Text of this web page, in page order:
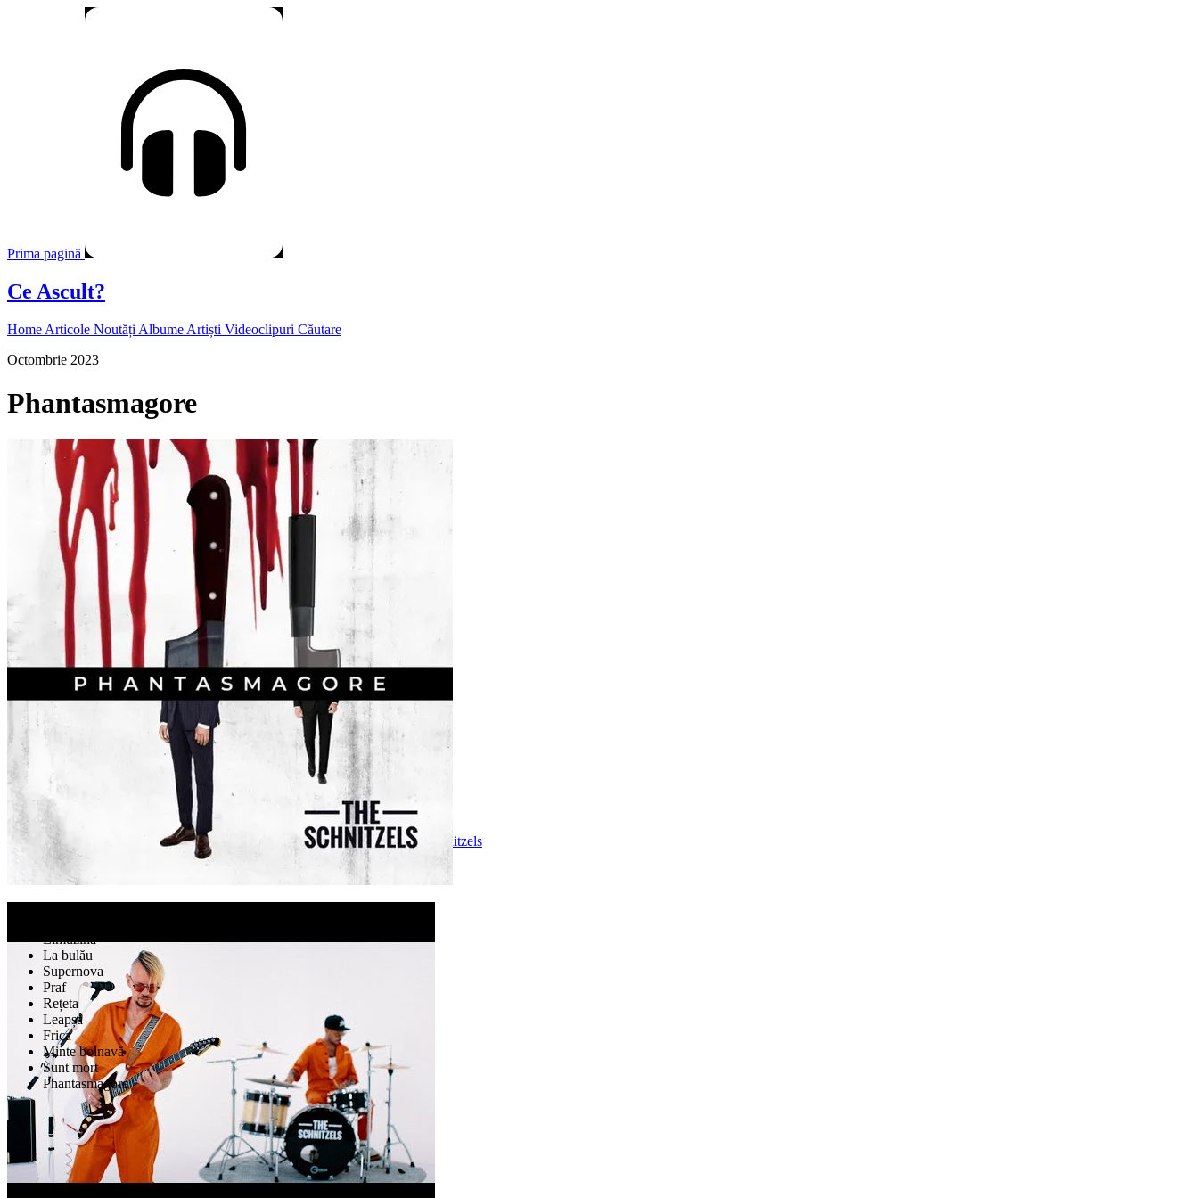
Prima pagină
Ce Ascult?
Home Articole Noutăți Albume Artiști Videoclipuri Căutare
Octombrie 2023
Phantasmagore
Atenție! Foc!
Limuzină
La bulău
Supernova
Praf
Rețeta
Leapșa
Frica
Minte bolnavă
Sunt mort
Phantasmagore
Pagina externă
Pagina externă
Pagina externă
Pagina externă
Pagina externă
Vezi pagina artistului The Schnitzels
Videoclipuri